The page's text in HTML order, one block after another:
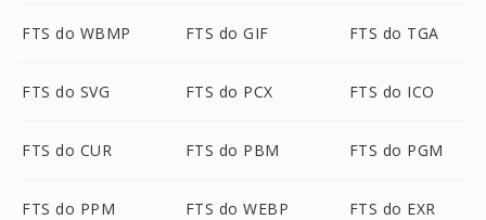
FTS do WBMP FTS do GIF FTS do TGA
FTS do SVG FTS do PCX FTS do ICO
FTS do CUR FTS do PBM FTS do PGM
FTS do PPM FTS do WEBP FTS do EXR